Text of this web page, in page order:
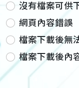
沒有檔案可供
網頁內容錯誤
檔案下載後無
檔案下載後內